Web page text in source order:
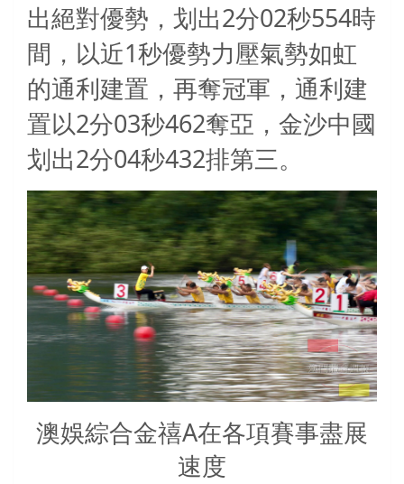
出絕對優勢，划出2分02秒554時
間，以近1秒優勢力壓氣勢如虹
的通利建置，再奪冠軍，通利建
置以2分03秒462奪亞，金沙中國
划出2分04秒432排第三。
澳娛綜合金禧A在各項賽事盡展
速度